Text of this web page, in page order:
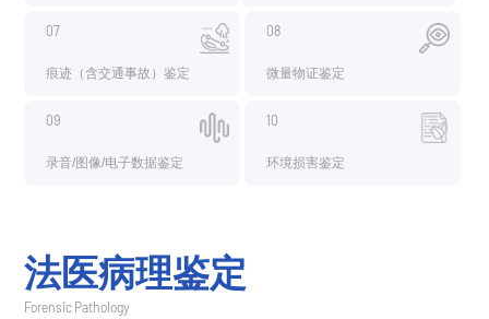
07
痕迹（含交通事故）鉴定
08
微量物证鉴定
09
录音/图像/电子数据鉴定
10
环境损害鉴定
法医病理鉴定
Forensic Pathology